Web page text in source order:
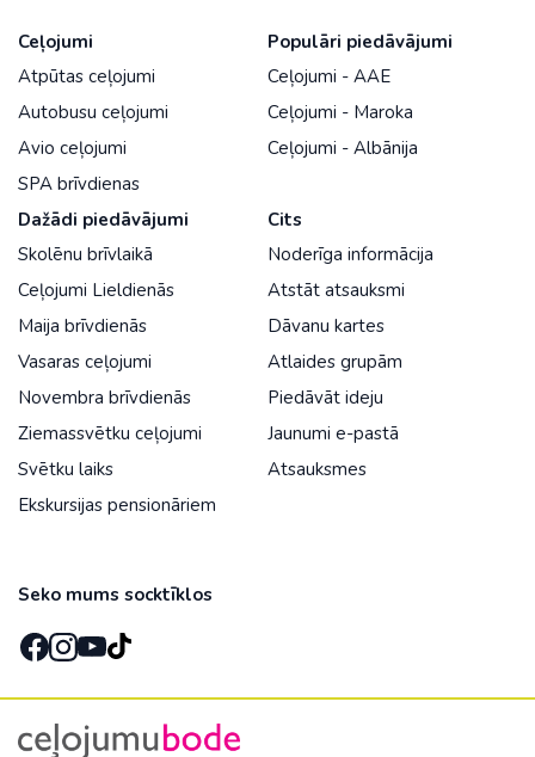
Ceļojumi
Atpūtas ceļojumi
Autobusu ceļojumi
Avio ceļojumi
SPA brīvdienas
Populāri piedāvājumi
Ceļojumi - AAE
Ceļojumi - Maroka
Ceļojumi - Albānija
Dažādi piedāvājumi
Skolēnu brīvlaikā
Ceļojumi Lieldienās
Maija brīvdienās
Vasaras ceļojumi
Novembra brīvdienās
Ziemassvētku ceļojumi
Svētku laiks
Ekskursijas pensionāriem
Cits
Noderīga informācija
Atstāt atsauksmi
Dāvanu kartes
Atlaides grupām
Piedāvāt ideju
Jaunumi e-pastā
Atsauksmes
Seko mums socktīklos